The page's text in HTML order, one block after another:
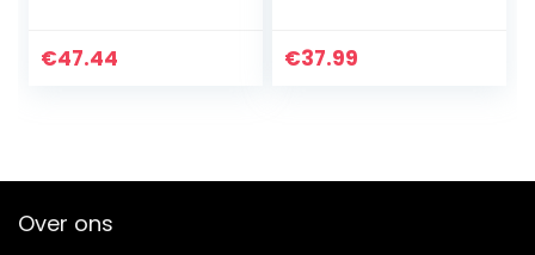
Voetbalschoenen
Tieners
Voetbalschoenen
€47.44
Voetbalschoenen
€37.99
Over ons